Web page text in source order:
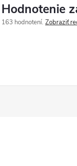
Hodnotenie
163 hodnotení Zobraziť